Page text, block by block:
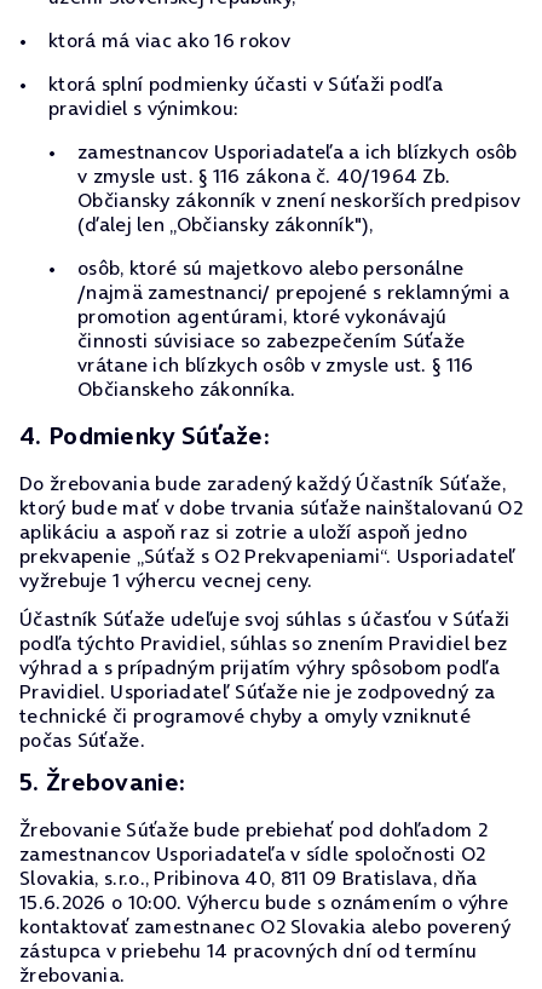
ktorá má viac ako 16 rokov
ktorá splní podmienky účasti v Súťaži podľa
pravidiel s výnimkou:
zamestnancov Usporiadateľa a ich blízkych osôb
v zmysle ust. § 116 zákona č. 40/1964 Zb.
Občiansky zákonník v znení neskorších predpisov
(ďalej len „Občiansky zákonník"),
osôb, ktoré sú majetkovo alebo personálne
/najmä zamestnanci/ prepojené s reklamnými a
promotion agentúrami, ktoré vykonávajú
činnosti súvisiace so zabezpečením Súťaže
vrátane ich blízkych osôb v zmysle ust. § 116
Občianskeho zákonníka.
4. Podmienky Súťaže:
Do žrebovania bude zaradený každý Účastník Súťaže,
ktorý bude mať v dobe trvania súťaže nainštalovanú O2
aplikáciu a aspoň raz si zotrie a uloží aspoň jedno
prekvapenie „Súťaž s O2 Prekvapeniami“. Usporiadateľ
vyžrebuje 1 výhercu vecnej ceny.
Účastník Súťaže udeľuje svoj súhlas s účasťou v Súťaži
podľa týchto Pravidiel, súhlas so znením Pravidiel bez
výhrad a s prípadným prijatím výhry spôsobom podľa
Pravidiel. Usporiadateľ Súťaže nie je zodpovedný za
technické či programové chyby a omyly vzniknuté
počas Súťaže.
5. Žrebovanie:
Žrebovanie Súťaže bude prebiehať pod dohľadom 2
zamestnancov Usporiadateľa v sídle spoločnosti O2
Slovakia, s.r.o., Pribinova 40, 811 09 Bratislava, dňa
15.6.2026 o 10:00. Výhercu bude s oznámením o výhre
kontaktovať zamestnanec O2 Slovakia alebo poverený
zástupca v priebehu 14 pracovných dní od termínu
žrebovania.